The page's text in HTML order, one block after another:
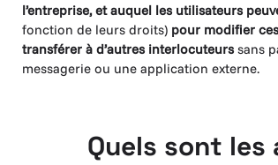
l’entreprise, et auquel les utilisateurs
fonction de leurs droits) pour modifier
transférer à d’autres interlocuteurssans
messagerie ou une application externe.
Quels sont